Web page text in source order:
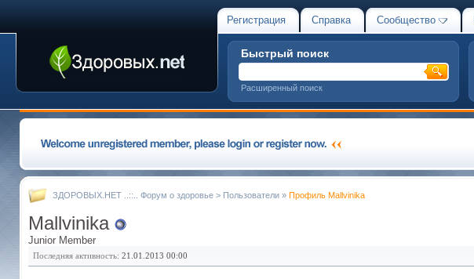
Регистрация Справка Сообщество
Быстрый поиск
Расширенный поиск
ЗДОРОВЫХ.НЕТ ..::.. Форум о здоровье > Пользователи » Профиль Mallvinika
Mallvinika
Junior Member
Последняя активность: 21.01.2013 00:00